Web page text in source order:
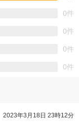
0件
0件
0件
0件
2023年3月18日 23時12分